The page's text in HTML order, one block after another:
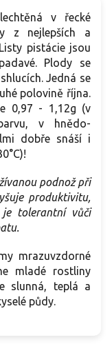
v řecké
z nejlepších a
pistácie jsou
Plody se
Jedná se
polovině října.
0,97 - 1,12g (v
v hnědo-
dobře snáší i
podnož při
produktivitu,
je tolerantní vůči
mrazuvzdorné
mladé rostliny
slunná, teplá a
půdy.